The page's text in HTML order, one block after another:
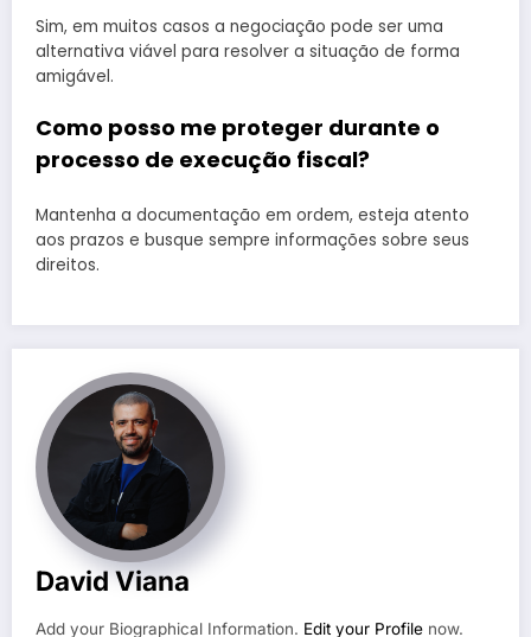
Sim, em muitos casos a negociação pode ser uma
alternativa viável para resolver a situação de forma
amigável.
Como posso me proteger durante o
processo de execução fiscal?
Mantenha a documentação em ordem, esteja atento
aos prazos e busque sempre informações sobre seus
direitos.
David Viana
Add your Biographical Information. Edit your Profile now.